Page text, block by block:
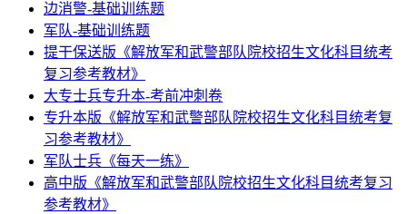
边消警-基础训练题
军队-基础训练题
提干保送版《解放军和武警部队院校招生文化科目统考
复习参考教材》
大专士兵专升本-考前冲刺卷
专升本版《解放军和武警部队院校招生文化科目统考复
习参考教材》
军队士兵《每天一练》
高中版《解放军和武警部队院校招生文化科目统考复习
参考教材》